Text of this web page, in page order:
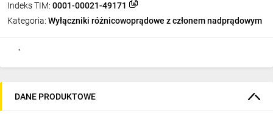
Indeks TIM: 0001-00021-49171
Kategoria: Wyłączniki różnicowoprądowe z członem nadprądowym
DANE PRODUKTOWE